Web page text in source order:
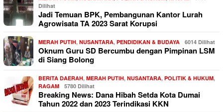
Dilihat
Jadi Temuan BPK, Pembangunan Kantor Lurah
Agrowisata TA 2023 Sarat Korupsi
MERAH PUTIH, NUSANTARA, PENDIDIKAN & BUDAYA 6014 Dilihat
Oknum Guru SD Bercumbu dengan Pimpinan LSM
di Siang Bolong
BERITA DAERAH, MERAH PUTIH, NUSANTARA, POLITIK & HUKUM,
RAGAM
5780 Dilihat
Breaking News: Dana Hibah Setda Kota Dumai
Tahun 2022 dan 2023 Terindikasi KKN